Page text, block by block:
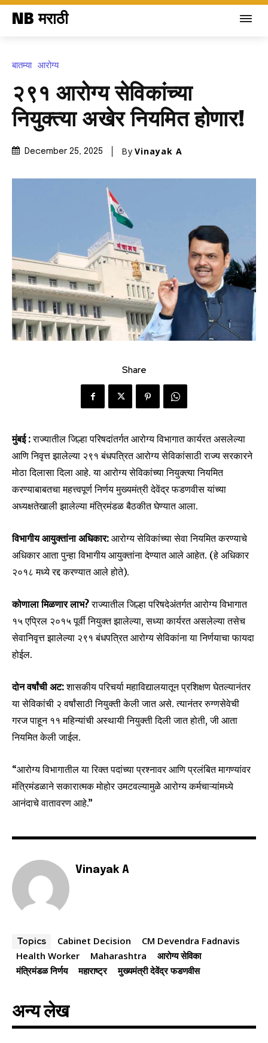
Join our community of
SUBSCRIBERS and be part of the
conversation.
To subscribe, simply enter your email address on our website
or click the subscribe button below. Don't worry, we respect
your privacy and won't spam your inbox. Your information is
safe with us.
I've read and accept the
6,300
Fans
32,111
Followers Followers
NB मराठी
बातम्या आरोग्य
२९१ आरोग्य सेविकांच्या
नियुक्त्या अखेर नियमित होणार!
December 25, 2025 By Vinayak A
Share
मुंबई :राज्यातील जिल्हा परिषदांतर्गत आरोग्य विभागात कार्यरत असलेल्या
आणि निवृत्त झालेल्या २९१ बंधपत्रित आरोग्य सेविकांसाठी राज्य सरकारने
मोठा दिलासा दिला आहे. या आरोग्य सेविकांच्या नियुक्त्या नियमित
करण्याबाबतचा महत्त्वपूर्ण निर्णय मुख्यमंत्री देवेंद्र फडणवीस यांच्या
अध्यक्षतेखाली झालेल्या मंत्रिमंडळ बैठकीत घेण्यात आला.
विभागीय आयुक्तांना अधिकार: आरोग्य सेविकांच्या सेवा नियमित करण्याचे
अधिकार आता पुन्हा विभागीय आयुक्तांना देण्यात आले आहेत. (हे अधिकार
२०१८ मध्ये रद्द करण्यात आले होते).
कोणाला मिळणार लाभ?राज्यातील जिल्हा परिषदेअंतर्गत आरोग्य विभागात
१५ एप्रिल २०१५ पूर्वी नियुक्त झालेल्या, सध्या कार्यरत असलेल्या तसेच
सेवानिवृत्त झालेल्या २९१ बंधपत्रित आरोग्य सेविकांना या निर्णयाचा फायदा
होईल.
दोन वर्षांची अट:शासकीय परिचर्या महाविद्यालयातून प्रशिक्षण घेतल्यानंतर
या सेविकांची २ वर्षांसाठी नियुक्ती केली जात असे. त्यानंतर रुग्णसेवेची
गरज पाहून ११ महिन्यांची अस्थायी नियुक्ती दिली जात होती, जी आता
नियमित केली जाईल.
“आरोग्य विभागातील या रिक्त पदांच्या प्रश्नावर आणि प्रलंबित मागण्यांवर
मंत्रिमंडळाने सकारात्मक मोहोर उमटवल्यामुळे आरोग्य कर्मचाऱ्यांमध्ये
आनंदाचे वातावरण आहे.”
Vinayak A
Topics Cabinet Decision
CM Devendra Fadnavis
Health Worker
Maharashtra
आरोग्य सेविका
मंत्रिमंडळ निर्णय
महाराष्ट्र मुख्यमंत्री देवेंद्र फडणवीस
अन्य लेख